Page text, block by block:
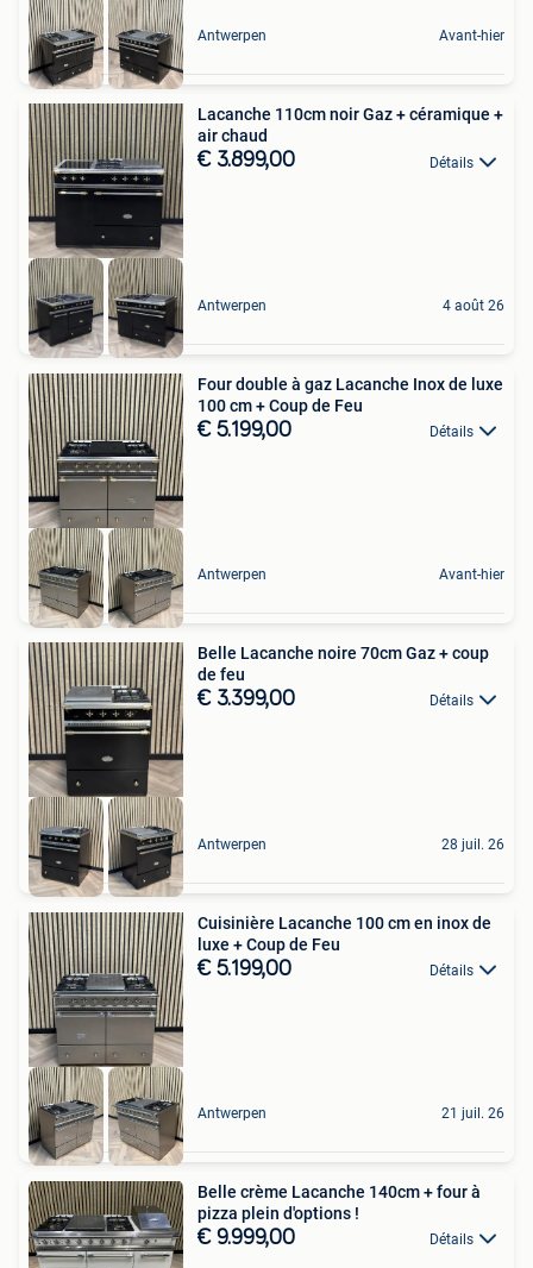
Antwerpen Avant-hier
Lacanche 110cm noir Gaz + céramique +
air chaud
€ 3.899,00 Détails
Antwerpen 4 août 26
Four double à gaz Lacanche Inox de luxe
100 cm + Coup de Feu
€ 5.199,00 Détails
Antwerpen Avant-hier
Belle Lacanche noire 70cm Gaz + coup
de feu
€ 3.399,00 Détails
Antwerpen 28 juil. 26
Cuisinière Lacanche 100 cm en inox de
luxe + Coup de Feu
€ 5.199,00 Détails
Antwerpen 21 juil. 26
Belle crème Lacanche 140cm + four à
pizza plein d'options !
€ 9.999,00 Détails